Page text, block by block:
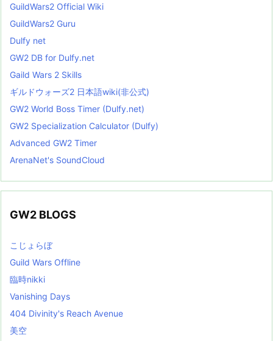
GuildWars2 Official Wiki
GuildWars2 Guru
Dulfy net
GW2 DB for Dulfy.net
Gaild Wars 2 Skills
ギルドウォーズ2 日本語wiki(非公式)
GW2 World Boss Timer (Dulfy.net)
GW2 Specialization Calculator (Dulfy)
Advanced GW2 Timer
ArenaNet's SoundCloud
GW2 BLOGS
こじょらぼ
Guild Wars Offline
臨時nikki
Vanishing Days
404 Divinity's Reach Avenue
美空